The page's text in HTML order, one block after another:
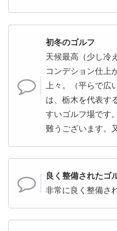
初冬のゴルフ
天候最高（少し冷
コンデション仕上
上々。（平らで広
は、栃木を代表す
すいゴルフ場です
難うございます。
良く整備されたゴ
非常に良く整備さ